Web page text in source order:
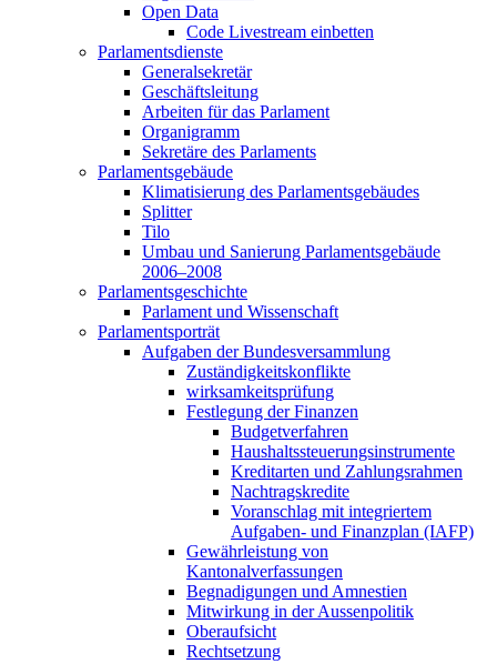
Open Data
Code Livestream einbetten
Parlamentsdienste
Generalsekretär
Geschäftsleitung
Arbeiten für das Parlament
Organigramm
Sekretäre des Parlaments
Parlamentsgebäude
Klimatisierung des Parlamentsgebäudes
Splitter
Tilo
Umbau und Sanierung Parlamentsgebäude
2006–2008
Parlamentsgeschichte
Parlament und Wissenschaft
Parlamentsporträt
Aufgaben der Bundesversammlung
Zuständigkeitskonflikte
wirksamkeitsprüfung
Festlegung der Finanzen
Budgetverfahren
Haushaltssteuerungsinstrumente
Kreditarten und Zahlungsrahmen
Nachtragskredite
Voranschlag mit integriertem
Aufgaben- und Finanzplan (IAFP)
Gewährleistung von
Kantonalverfassungen
Begnadigungen und Amnestien
Mitwirkung in der Aussenpolitik
Oberaufsicht
Rechtsetzung